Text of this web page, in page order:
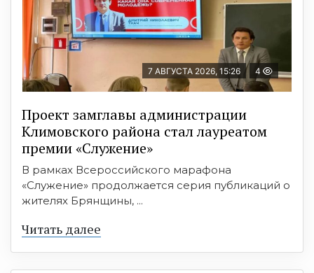
7 АВГУСТА 2026, 15:26 4
Проект замглавы администрации
Климовского района стал лауреатом
премии «Служение»
В рамках Всероссийского марафона
«Служение» продолжается серия публикаций о
жителях Брянщины, ...
Читать далее